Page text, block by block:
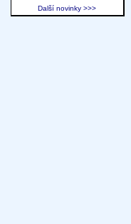
Další novinky >>>